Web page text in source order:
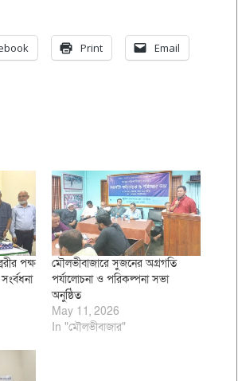
Print Email
পক্ষ
মৌলভীবাজারে সুজনের অগ্রগতি
পর্যালোচনা ও পরিকল্পনা সভা
অনুষ্ঠিত
May 11, 2026
In "মৌলভীবাজার"